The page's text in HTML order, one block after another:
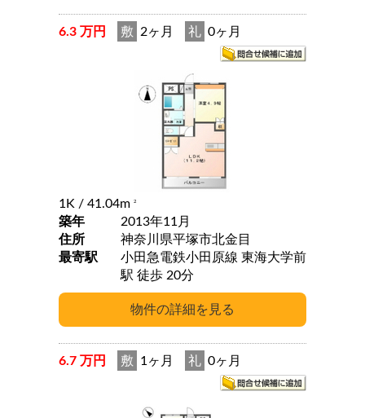
6.3 万円 敷 2ヶ月 礼 0ヶ月
1K / 41.04m 2
築年
2013年11月
住所
神奈川県平塚市北金目
最寄駅
小田急電鉄小田原線 東海大学前
駅 徒歩 20分
6.7 万円 敷 1ヶ月 礼 0ヶ月